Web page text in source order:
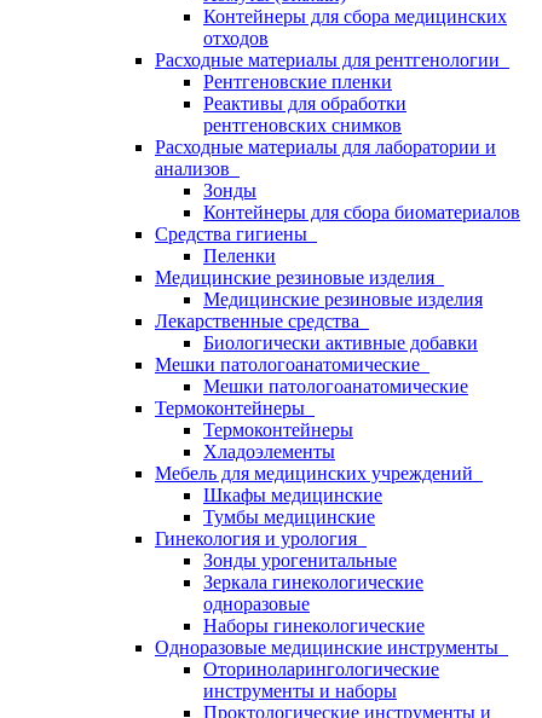
Контейнеры для сбора медицинских
отходов
Расходные материалы для рентгенологии
Рентгеновские пленки
Реактивы для обработки
рентгеновских снимков
Расходные материалы для лаборатории и
анализов
Зонды
Контейнеры для сбора биоматериалов
Средства гигиены
Пеленки
Медицинские резиновые изделия
Медицинские резиновые изделия
Лекарственные средства
Биологически активные добавки
Мешки патологоанатомические
Мешки патологоанатомические
Термоконтейнеры
Термоконтейнеры
Хладоэлементы
Мебель для медицинских учреждений
Шкафы медицинские
Тумбы медицинские
Гинекология и урология
Зонды урогенитальные
Зеркала гинекологические
одноразовые
Наборы гинекологические
Одноразовые медицинские инструменты
Оториноларингологические
инструменты и наборы
Проктологические инструменты и